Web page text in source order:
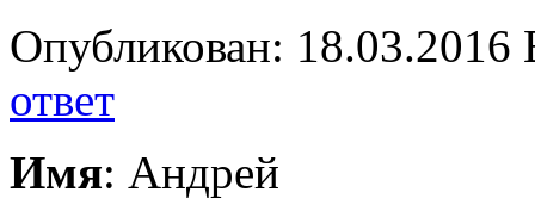
Опубликован:
ответ
Имя: Андрей